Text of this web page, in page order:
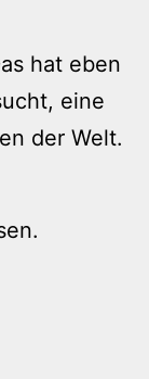
hat eben
eine
der Welt.